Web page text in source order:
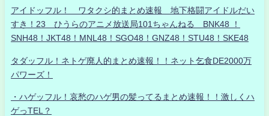
アイドッフル！ ワタクシ的まとめ速報 地下格闘アイドルだい
すき！23 ひうらのアニメ放送局101ちゃんねる BNK48 ！
SNH48！JKT48！MNL48！SGO48！GNZ48！STU48！SKE48
タダッフル！ネトゲ廃人的まとめ速報！！ネット乞食DE2000万
パワーズ！
・ハゲッフル！哀愁のハゲ男の髪ってるまとめ速報！！激しくハ
ゲっTEL？